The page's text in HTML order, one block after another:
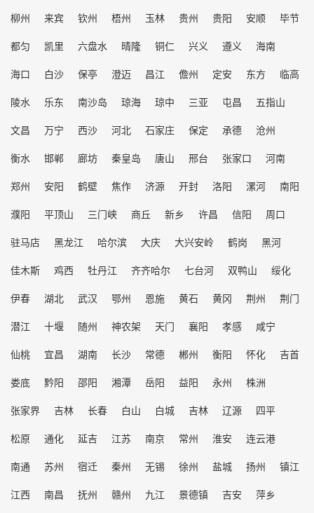
柳州
来宾 钦州 梧州 玉林 贵州 贵阳 安顺
毕节
都匀
凯里 六盘水 晴隆 铜仁 兴义 遵义
海南
海口
白沙 保亭 澄迈 昌江 儋州 定安 东方
临高
陵水
乐东 南沙岛 琼海 琼中 三亚 屯昌
五指山
文昌
万宁 西沙 河北 石家庄 保定 承德
沧州
衡水
邯郸 廊坊 秦皇岛 唐山 邢台 张家口
河南
郑州
安阳 鹤壁 焦作 济源 开封 洛阳 漯河
南阳
濮阳
平顶山 三门峡 商丘 新乡 许昌 信阳
周口
驻马店
黑龙江 哈尔滨 大庆 大兴安岭 鹤岗
黑河
佳木斯
鸡西 牡丹江 齐齐哈尔 七台河 双鸭山
绥化
伊春
湖北 武汉 鄂州 恩施 黄石 黄冈 荆州
荆门
潜江
十堰 随州 神农架 天门 襄阳 孝感
咸宁
仙桃
宜昌 湖南 长沙 常德 郴州 衡阳 怀化
吉首
娄底
黔阳 邵阳 湘潭 岳阳 益阳 永州
株洲
张家界
吉林 长春 白山 白城 吉林 辽源
四平
松原
通化 延吉 江苏 南京 常州 淮安
连云港
南通
苏州 宿迁 秦州 无锡 徐州 盐城 扬州
镇江
江西
南昌 抚州 赣州 九江 景德镇 吉安
萍乡